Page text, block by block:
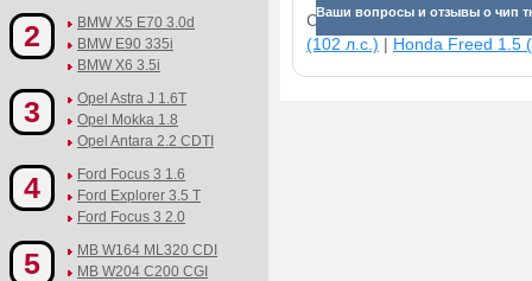
Ваши вопросы и отзывы о чип
Смотрите прибавки для
(102 л.с.) | Honda Freed 1.5
2
BMW X5 E70 3.0d
BMW E90 335i
BMW X6 3.5i
3
Opel Astra J 1.6T
Opel Mokka 1.8
Opel Antara 2.2 CDTI
4
Ford Focus 3 1.6
Ford Explorer 3.5 T
Ford Focus 3 2.0
5
MB W164 ML320 CDI
MB W204 C200 CGI